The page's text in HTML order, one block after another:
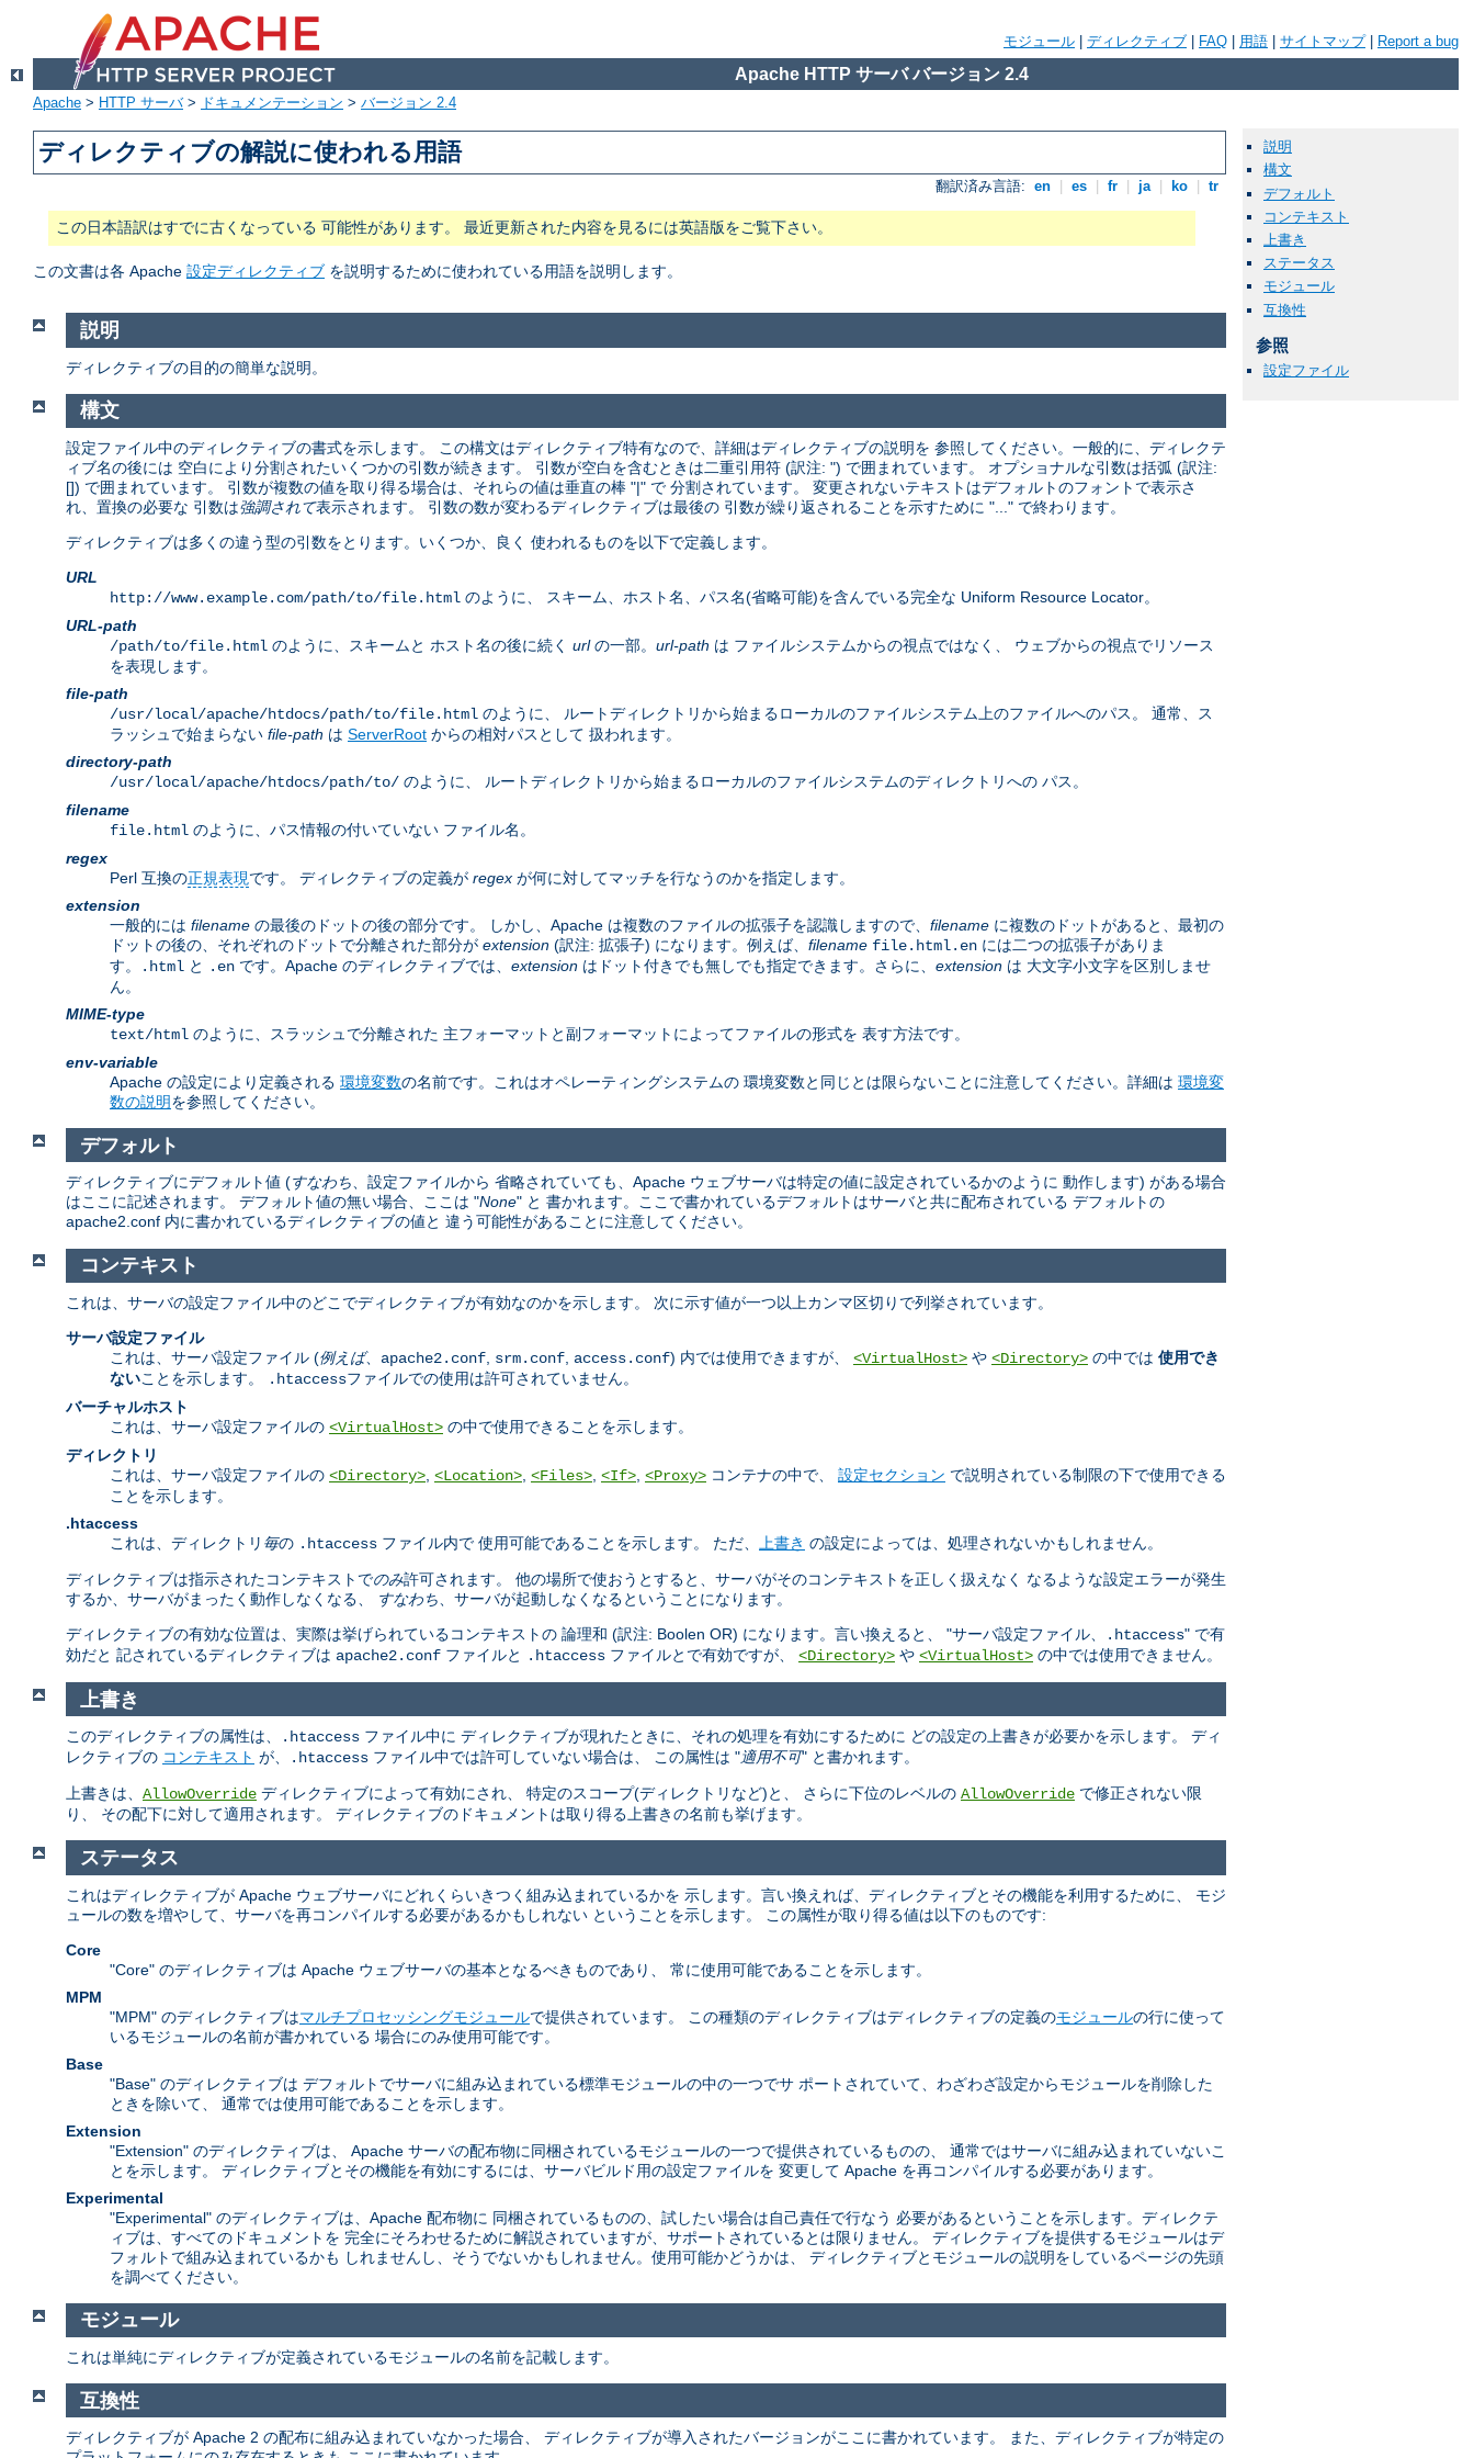
モジュール ディレクティブ FAQ 用語 サイトマップ| Report a bug
Apache HTTP サーバ バージョン 2.4
Apache > HTTP サーバ> ドキュメンテーション > バージョン 2.4
ディレクティブの解説に使われる用語
翻訳済み言語: en es fr ja ko tr
この日本語訳はすでに古くなっている 可能性があります。 最近更新された内容を見るには英語版をご覧下さい。
この文書は各 Apache 設定ディレクティブ を説明するために使われている用語を説明します。
説明
ディレクティブの目的の簡単な説明。
構文
設定ファイル中のディレクティブの書式を示します。 この構文はディレクティブ特有なので、詳細はディレクティブの説明を 参照してください。一般的に、ディレクテ
ィブ名の後には 空白により分割されたいくつかの引数が続きます。 引数が空白を含むときは二重引用符 (訳注: ") で囲まれています。 オプショナルな引数は括弧 (訳注:
[]) で囲まれています。 引数が複数の値を取り得る場合は、それらの値は垂直の棒 "|" で 分割されています。 変更されないテキストはデフォルトのフォントで表示さ
れ、置換の必要な 引数は強調されて表示されます。 引数の数が変わるディレクティブは最後の 引数が繰り返されることを示すために "..." で終わります。
ディレクティブは多くの違う型の引数をとります。いくつか、良く 使われるものを以下で定義します。
URL
http://www.example.com/path/to/file.html のように、 スキーム、ホスト名、パス名(省略可能)を含んでいる完全な Uniform Resource Locator。
URL-path
/path/to/file.html のように、スキームと ホスト名の後に続く urlの一部。 url-path は ファイルシステムからの視点ではなく、 ウェブからの視点でリソース
を表現します。
file-path
/usr/local/apache/htdocs/path/to/file.html のように、 ルートディレクトリから始まるローカルのファイルシステム上のファイルへのパス。 通常、ス
ラッシュで始まらない file-path は ServerRoot からの相対パスとして 扱われます。
directory-path
/usr/local/apache/htdocs/path/to/ のように、 ルートディレクトリから始まるローカルのファイルシステムのディレクトリへの パス。
filename
file.html のように、パス情報の付いていない ファイル名。
regex
Perl 互換の正規表現です。 ディレクティブの定義が regex が何に対してマッチを行なうのかを指定します。
extension
一般的には filename の最後のドットの後の部分です。 しかし、Apache は複数のファイルの拡張子を認識しますので、 filename に複数のドットがあると、最初の
ドットの後の、それぞれのドットで分離された部分が extension (訳注: 拡張子) になります。例えば、 filename file.html.en には二つの拡張子がありま
す。
.html と .en です。Apache のディレクティブでは、 extension はドット付きでも無しでも指定できます。さらに、 extension は 大文字小文字を区別しませ
ん。
MIME-type
text/html のように、スラッシュで分離された 主フォーマットと副フォーマットによってファイルの形式を 表す方法です。
env-variable
Apache の設定により定義される 環境変数の名前です。これはオペレーティングシステムの 環境変数と同じとは限らないことに注意してください。詳細は 環境変
数の説明を参照してください。
デフォルト
ディレクティブにデフォルト値 (すなわち、設定ファイルから 省略されていても、Apache ウェブサーバは特定の値に設定されているかのように 動作します) がある場合
はここに記述されます。 デフォルト値の無い場合、ここは "None" と 書かれます。ここで書かれているデフォルトはサーバと共に配布されている デフォルトの
apache2.conf 内に書かれているディレクティブの値と 違う可能性があることに注意してください。
コンテキスト
これは、サーバの設定ファイル中のどこでディレクティブが有効なのかを示します。 次に示す値が一つ以上カンマ区切りで列挙されています。
サーバ設定ファイル
これは、サーバ設定ファイル (例えば、 apache2.conf srm.conf access.conf) 内では使用できますが、 <VirtualHost> や <Directory> の中では 使用でき
ないことを示します。 .htaccessファイルでの使用は許可されていません。
バーチャルホスト
これは、サーバ設定ファイルの <VirtualHost> の中で使用できることを示します。
ディレクトリ
これは、サーバ設定ファイルの <Directory> <Location> <Files> <If> <Proxy> コンテナの中で、 設定セクション で説明されている制限の下で使用できる
ことを示します。
.htaccess
これは、ディレクトリ 毎の .htaccess ファイル内で 使用可能であることを示します。 ただ、 上書き の設定によっては、処理されないかもしれません。
ディレクティブは指示されたコンテキストでのみ許可されます。 他の場所で使おうとすると、サーバがそのコンテキストを正しく扱えなく なるような設定エラーが発生
するか、サーバがまったく動作しなくなる、
すなわち 、サーバが起動しなくなるということになります。
ディレクティブの有効な位置は、実際は挙げられているコンテキストの 論理和 (訳注: Boolen OR) になります。言い換えると、 "サーバ設定ファイル、.htaccess" で有
効だと 記されているディレクティブは apache2.conf ファイルと .htaccess ファイルとで有効ですが、 <Directory> や <VirtualHost> の中では使用できません。
上書き
このディレクティブの属性は、 .htaccess ファイル中に ディレクティブが現れたときに、それの処理を有効にするために どの設定の上書きが必要かを示します。 ディ
レクティブの コンテキスト が、 .htaccess ファイル中では許可していない場合は、 この属性は "適用不可" と書かれます。
上書きは、 AllowOverride ディレクティブによって有効にされ、 特定のスコープ(ディレクトリなど)と、 さらに下位のレベルの AllowOverride で修正されない限
り、 その配下に対して適用されます。 ディレクティブのドキュメントは取り得る上書きの名前も挙げます。
ステータス
これはディレクティブが Apache ウェブサーバにどれくらいきつく組み込まれているかを 示します。言い換えれば、ディレクティブとその機能を利用するために、 モジ
ュールの数を増やして、サーバを再コンパイルする必要があるかもしれない ということを示します。 この属性が取り得る値は以下のものです:
Core
"Core" のディレクティブは Apache ウェブサーバの基本となるべきものであり、 常に使用可能であることを示します。
MPM
"MPM" のディレクティブはマルチプロセッシングモジュールで提供されています。 この種類のディレクティブはディレクティブの定義のモジュールの行に使って
いるモジュールの名前が書かれている 場合にのみ使用可能です。
Base
"Base" のディレクティブは デフォルトでサーバに組み込まれている標準モジュールの中の一つでサ ポートされていて、わざわざ設定からモジュールを削除した
ときを除いて、 通常では使用可能であることを示します。
Extension
"Extension" のディレクティブは、 Apache サーバの配布物に同梱されているモジュールの一つで提供されているものの、 通常ではサーバに組み込まれていないこ
とを示します。 ディレクティブとその機能を有効にするには、サーバビルド用の設定ファイルを 変更して Apache を再コンパイルする必要があります。
Experimental
"Experimental" のディレクティブは、Apache 配布物に 同梱されているものの、試したい場合は自己責任で行なう 必要があるということを示します。ディレクテ
ィブは、すべてのドキュメントを 完全にそろわせるために解説されていますが、サポートされているとは限りません。 ディレクティブを提供するモジュールはデ
フォルトで組み込まれているかも しれませんし、そうでないかもしれません。使用可能かどうかは、 ディレクティブとモジュールの説明をしているページの先頭
を調べてください。
モジュール
これは単純にディレクティブが定義されているモジュールの名前を記載します。
互換性
ディレクティブが Apache 2 の配布に組み込まれていなかった場合、 ディレクティブが導入されたバージョンがここに書かれています。 また、ディレクティブが特定の
説明
構文
デフォルト
コンテキスト
上書き
ステータス
モジュール
互換性
参照
設定ファイル